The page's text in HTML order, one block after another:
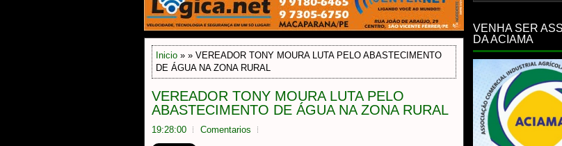
Inicio » » VEREADOR TONY MOURA LUTA PELO ABASTECIMENTO
DE ÁGUA NA ZONA RURAL
VEREADOR TONY MOURA LUTA PELO
ABASTECIMENTO DE ÁGUA NA ZONA RURAL
19:28:00 Comentarios
VENHA SER
DA ACIAMA